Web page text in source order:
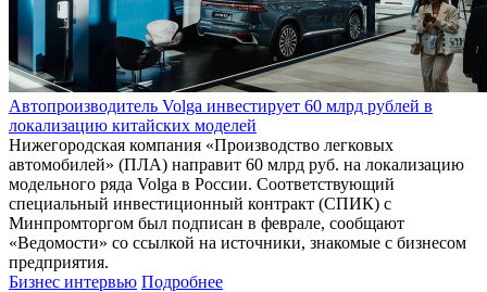
Автопроизводитель Volga инвестирует 60 млрд рублей в
локализацию китайских моделей
Нижегородская компания «Производство легковых
автомобилей» (ПЛА) направит 60 млрд руб. на локализацию
модельного ряда Volga в России. Соответствующий
специальный инвестиционный контракт (СПИК) с
Минпромторгом был подписан в феврале, сообщают
«Ведомости» со ссылкой на источники, знакомые с бизнесом
предприятия.
Бизнес интервью Подробнее